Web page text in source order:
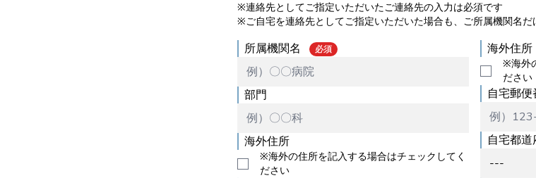
※連絡先としてご指定いただいたご連絡先の入力は必須です
※ご自宅を連絡先としてご指定いただいた場合も、ご所属機関名だ
所属機関名 必須
部門
海外住所
※海外の住所を記入する場合はチェックしてく
ださい
海外住所
※海外
ださい
自宅郵便
自宅都道